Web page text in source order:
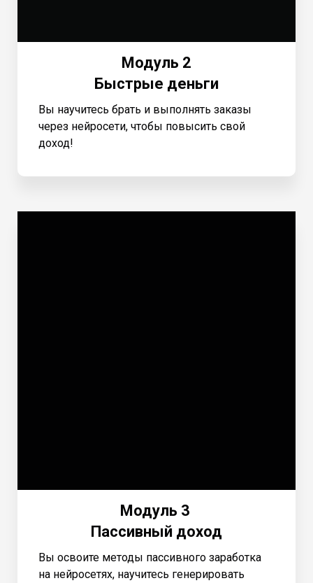
Модуль 2
Быстрые деньги
Вы научитесь брать и выполнять заказы
через нейросети, чтобы повысить свой
доход!
Модуль 3
Пассивный доход
Вы освоите методы пассивного заработка
на нейросетях, научитесь генерировать